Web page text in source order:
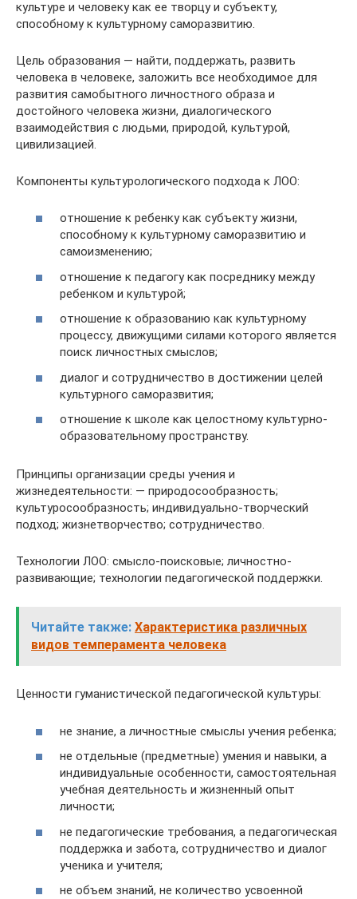
культуре и человеку как ее творцу и субъекту,
способному к культурному саморазвитию.
Цель образования — найти, поддержать, развить
человека в человеке, заложить все необходимое для
развития самобытного личностного образа и
достойного человека жизни, диалогического
взаимодействия с людьми, природой, культурой,
цивилизацией.
Компоненты культурологического подхода к ЛОО:
отношение к ребенку как субъекту жизни,
способному к культурному саморазвитию и
самоизменению;
отношение к педагогу как посреднику между
ребенком и культурой;
отношение к образованию как культурному
процессу, движущими силами которого является
поиск личностных смыслов;
диалог и сотрудничество в достижении целей
культурного саморазвития;
отношение к школе как целостному культурно-
образовательному пространству.
Принципы организации среды учения и
жизнедеятельности: — природосообразность;
культуросообразность; индивидуально-творческий
подход; жизнетворчество; сотрудничество.
Технологии ЛОО: смысло-поисковые; личностно-
развивающие; технологии педагогической поддержки.
Читайте также: Характеристика различных
видов темперамента человека
Ценности гуманистической педагогической культуры:
не знание, а личностные смыслы учения ребенка;
не отдельные (предметные) умения и навыки, а
индивидуальные особенности, самостоятельная
учебная деятельность и жизненный опыт
личности;
не педагогические требования, а педагогическая
поддержка и забота, сотрудничество и диалог
ученика и учителя;
не объем знаний, не количество усвоенной